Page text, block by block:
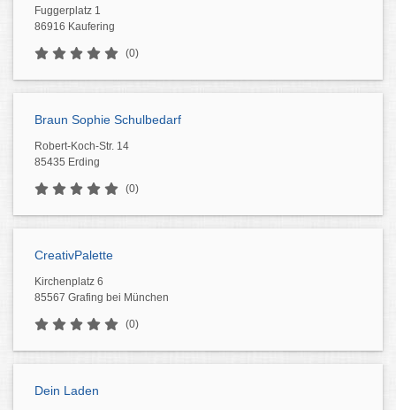
Fuggerplatz 1
86916 Kaufering
(0)
Braun Sophie Schulbedarf
Robert-Koch-Str. 14
85435 Erding
(0)
CreativPalette
Kirchenplatz 6
85567 Grafing bei München
(0)
Dein Laden